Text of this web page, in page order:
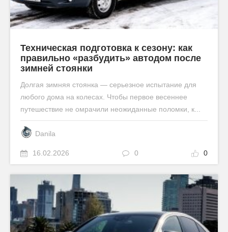
Техническая подготовка к сезону: как
правильно «разбудить» автодом после
зимней стоянки
Долгая зимняя стоянка — серьезное испытание для
любого дома на колесах. Чтобы первое весеннее
путешествие не омрачили неожиданные поломки, к...
Danila
16.02.2026 0 0